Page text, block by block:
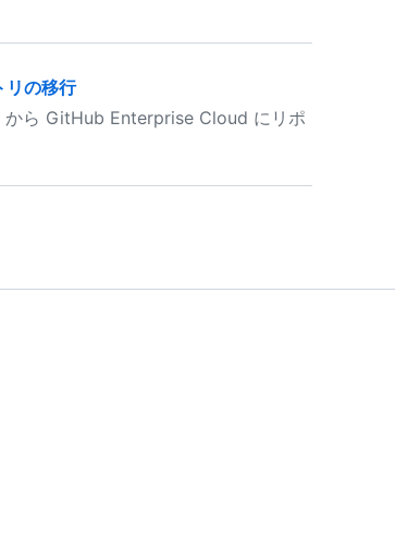
の移行
ら GitHub Enterprise Cloud にリポ